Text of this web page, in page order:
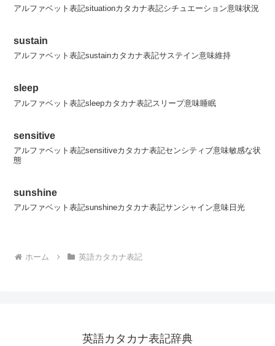
アルファベット表記situationカタカナ表記シチュエーション意味状況
sustain
アルファベット表記sustainカタカナ表記サステイン意味維持
sleep
アルファベット表記sleepカタカナ表記スリープ意味睡眠
sensitive
アルファベット表記sensitiveカタカナ表記センシティブ意味敏感な状
態
sunshine
アルファベット表記sunshineカタカナ表記サンシャイン意味日光
ホーム 英語カタカナ表記
英語カタカナ表記辞典